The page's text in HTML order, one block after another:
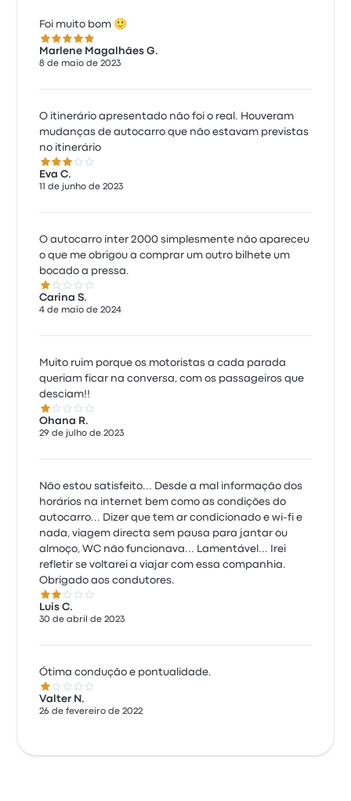
Foi muito bom 🙂
5.0 de 5 estrelas
Marlene Magalhães G.
8 de maio de 2023
O itinerário apresentado não foi o real. Houveram
mudanças de autocarro que não estavam previstas
no itinerário
3.0 de 5 estrelas
Eva C.
11 de junho de 2023
O autocarro inter 2000 simplesmente não apareceu
o que me obrigou a comprar um outro bilhete um
bocado a pressa.
1.0 de 5 estrelas
Carina S.
4 de maio de 2024
Muito ruim porque os motoristas a cada parada
queriam ficar na conversa, com os passageiros que
desciam!!
1.0 de 5 estrelas
Ohana R.
29 de julho de 2023
Não estou satisfeito... Desde a mal informação dos
horários na internet bem como as condições do
autocarro... Dizer que tem ar condicionado e wi-fi e
nada, viagem directa sem pausa para jantar ou
almoço, WC não funcionava... Lamentável... Irei
refletir se voltarei a viajar com essa companhia.
Obrigado aos condutores.
2.0 de 5 estrelas
Luis C.
30 de abril de 2023
Ótima condução e pontualidade.
1.0 de 5 estrelas
Valter N.
26 de fevereiro de 2022